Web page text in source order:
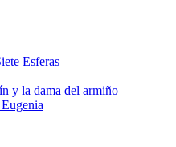
Esferas
y la dama del armiño